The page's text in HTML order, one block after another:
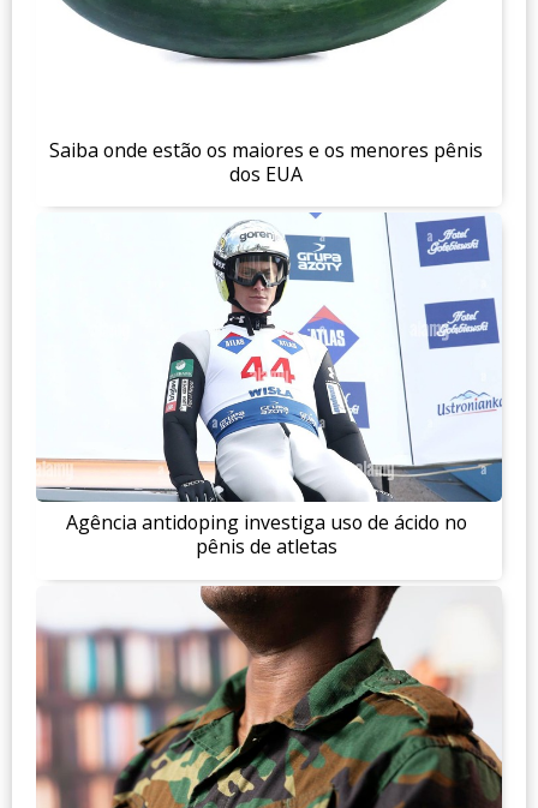
Saiba onde estão os maiores e os menores pênis
dos EUA
Agência antidoping investiga uso de ácido no
pênis de atletas